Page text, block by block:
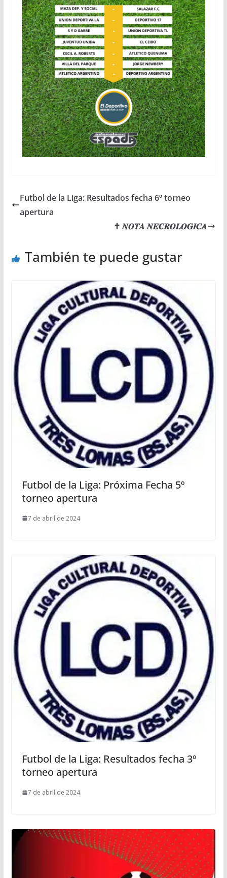
Futbol de la Liga: Resultados fecha 6º torneo
apertura
✝ 𝑵𝑶𝑻𝑨 𝑵𝑬𝑪𝑹𝑶𝑳𝑶𝑮𝑰𝑪𝑨
También te puede gustar
Futbol de la Liga: Próxima Fecha 5º
torneo apertura
7 de abril de 2024
Futbol de la Liga: Resultados fecha 3º
torneo apertura
7 de abril de 2024